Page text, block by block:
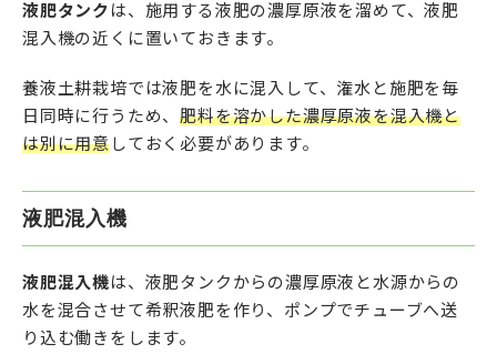
液肥タンク は、施用する液肥の濃厚原液を溜めて、液肥
混入機の近くに置いておきます。
養液土耕栽培では液肥を水に混入して、潅水と施肥を毎
日同時に行うため、肥料を溶かした濃厚原液を混入機と
は別に用意しておく必要があります。
液肥混入機
液肥混入機は、液肥タンクからの濃厚原液と水源からの
水を混合させて希釈液肥を作り、ポンプでチューブへ送
り込む働きをします。